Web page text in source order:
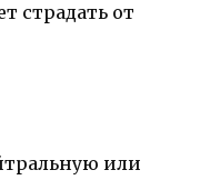
страдать от
или